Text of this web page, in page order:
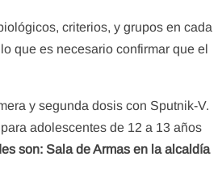
criterios, y grupos en cada
que es necesario confirmar que el
y segunda dosis con Sputnik-V.
adolescentes de 12 a 13 años
son: Sala de Armas en la alcaldía